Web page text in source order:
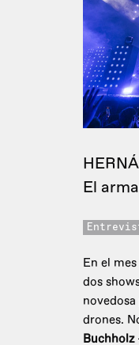
El
En el
dos
drones.
Buchholz